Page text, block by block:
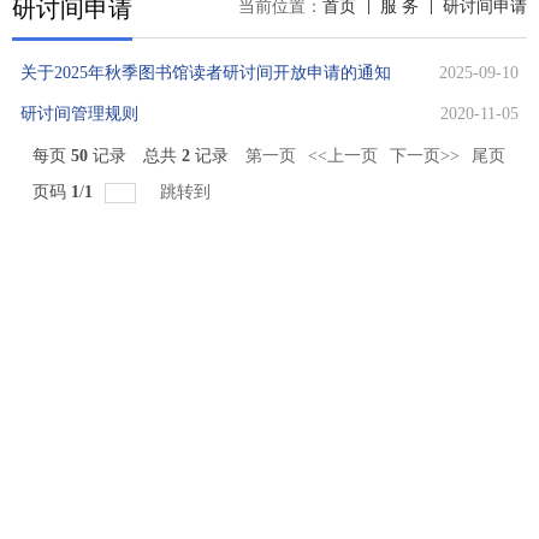
当前位置： 首页 服 务 研讨间申请
研讨间申请
关于2025年秋季图书馆读者研讨间开放申请的通知 2025-09-10
研讨间管理规则 2020-11-05
每页 50 记录 总共 2 记录 第一页 <<上一页 下一页>>
尾页
页码 1/1 跳转到